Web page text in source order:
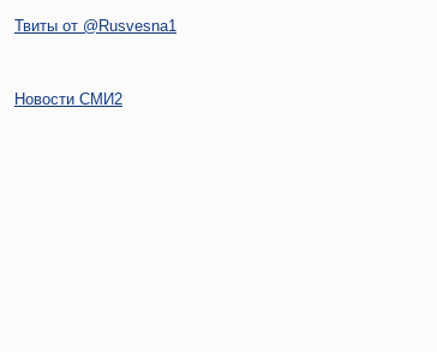
Твиты от @Rusvesna1
Новости СМИ2